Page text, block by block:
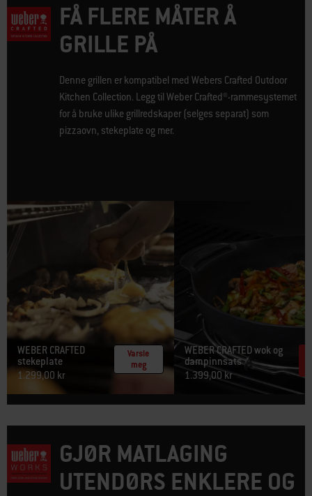
FÅ FLERE MÅTER Å
GRILLE PÅ
Denne grillen er kompatibel med Webers Crafted Outdoor
Kitchen Collection. Legg til Weber Crafted®-rammesystemet
for å bruke ulike grillredskaper (selges separat) som
pizzaovn, stekeplate og mer.
WEBER CRAFTED
stekeplate​
1.299,00 kr
Varsle
meg
WEBER CRAFTED wok og
dampinnsats
1.399,00 kr
GJØR MATLAGING
UTENDØRS ENKLERE OG